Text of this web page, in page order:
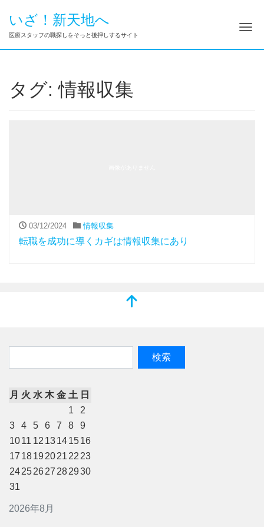
いざ！新天地へ
医療スタッフの職探しをそっと後押しするサイト ナ
タグ:情報収集
03/12/2024 情報収集
転職を成功に導くカギは情報収集にあり
2026年8月
月 火 水 木 金 土 日
1
2
3
4 5 6 7 8
9
1011 12 13141516
17 18192021 22 23
24252627 282930
31